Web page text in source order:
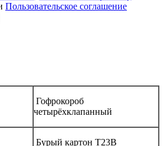
Пользовательское соглашение
Гофрокороб
четырёхклапанный
Бурый картон Т23В